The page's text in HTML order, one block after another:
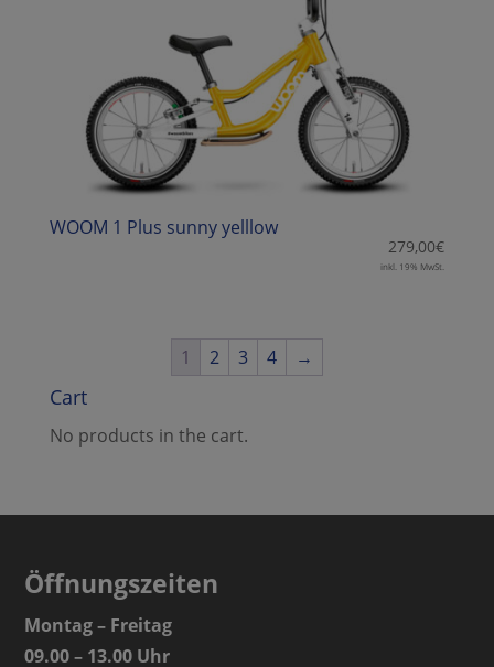
WOOM 1 Plus sunny yelllow
279,00€
inkl. 19% MwSt.
1 2 3 4 →
Cart
No products in the cart.
Öffnungszeiten
Montag – Freitag
09.00 – 13.00 Uhr